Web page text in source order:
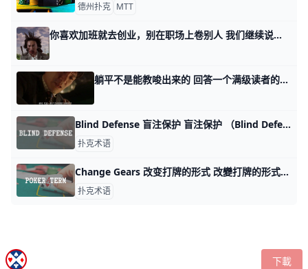
德州扑克 MTT
你喜欢加班就去创业，别在职场上卷别人 我们继续说双休这个话题。 很多人对加班这件事的理解，都集中在加班的一个面，也就是工作量上。 他们以为加班是为了多完成工作量，好比人家写了十行代码
躺平不是能教唆出来的 回答一个满级读者的问题。 他问我怎么看最近热议的，境外势力教唆我们的年轻人躺平。 我的看法是这样的，首先，我们肯定要有防人之心。 人无害虎意，虎有
Blind Defense 盲注保护 盲注保护 （Blind Defense） 玩家在盲注的位置时（小盲注、大盲注），出于保护自己盲注的利益而进行的防御行为
扑克术语
Change Gears 改变打牌的形式 改變打牌的形式 （Change Gears） 玩家改变游戏风格和策略，使对手难以预测下一步的行动。 当玩家认为对手预测到自己的策略时，玩家改变打牌的
扑克术语
下載